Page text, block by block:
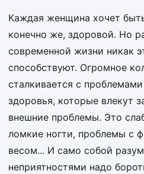
Каждая женщина хочет
конечно же, здоровой. Но
современной жизни никак
способствуют. Огромное
сталкивается с
здоровья, которые влекут
внешние проблемы. Это
ломкие ногти, проблемы с
весом... И само собой
неприятностями надо